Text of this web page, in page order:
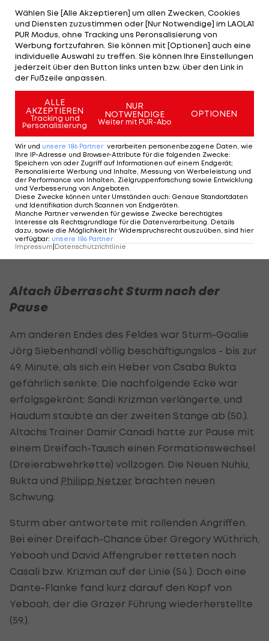
gegen den WAC aus einem Corner zu.
Gorenc-Stankovic schmiss sich erfolgreich in den
hohen Ball von Jantscher (17.). Der nun vierfache
Saison-Torvorbereiter versuchte artistisch mit
einem Seitwärts-Fallzieher nachzulegen
(26./drüber) - ein Sinnbild der momentanen
Spiellaune in schwarz-weiß, die
einem Fallrückzieher (45./weit drüber) unterstrich.
Tino Casali hielt in der ersten Hälfte chancenlose
Altacher im Spiel. Der Altach-Goalie war bei
einem Yeboah-Schuss noch mit den Fingerspitzen
dran (31.) und vereitelte kurz darauf die nächste
Topchance, als Kiteishvili völlig frei auf Höhe des
Elfmeterpunkts abzog (32.).
Altach überrascht Sturm nach der
Pause
Am anderen Endes des Feldes war Sturm-Goalie
Jörg Siebenhandl völlig beschäftigungslos - bis zur
49. Minute, als sich ein Heber von Csaba Bukta
gefährlich senkte. Die nachfolgende Ecke war
erfolgsgekrönt: Sandi Krizman verlängerte, und
Haudum staubte an der zweiten Stange ab (50.).
Altachs Trainer Damir Canadi hatte zur Pause mit
einem Dreifach-Tausch einen Formationswechsel
(Dreierabwehrkette) vollzogen. Die Neuen Nuhiu,
Bukta und Philipp Netzer brachten neuen
Schwung.
Sturm aber antwortete mit rollenden Angriffen.
Bei einer Dreifach-Chance über Gregory Wüthrich,
Yeboah und David Affengruber retteten noch
Casali bzw. Krizman auf der Linie (54.). Doch eine
Dante-Flanke fand kurz darauf den Kopf von
Yeboah, der die Grazer Führung wiederherstellte
(59.).
Wählen Sie [Alle Akzeptieren] um allen Zwecken, Cookies
und Diensten zuzustimmen oder [Nur Notwendige] im LAOLA1
PUR Modus, ohne Tracking uns Peronsalisierung von
Werbung fortzufahren. Sie können mit [Optionen] auch eine
individuelle Auswahl zu treffen. Sie können Ihre Einstellungen
jederzeit über den Button links unten bzw. über den Link in
der Fußzeile anpassen.
ALLE
AKZEPTIEREN
Tracking und
Personalisierung
NUR
NOTWENDIGE
Weiter mit PUR-Abo
OPTIONEN
Wir und unsere 186 Partner verarbeiten personenbezogene Daten, wie
Ihre IP-Adresse und Browser-Attribute für die folgenden Zwecke:
Speichern von oder Zugriff auf Informationen auf einem Endgerät;
Personalisierte Werbung und Inhalte, Messung von Werbeleistung und
der Performance von Inhalten, Zielgruppenforschung sowie Entwicklung
und Verbesserung von Angeboten
Diese Zwecke können unter Umständen auch: Genaue Standortdaten
und Identifikation durch Scannen von Endgeräten
Manche Partner verwenden für gewisse Zwecke berechtigtes
Interesse als Rechtsgrundlage für die Datenverarbeitung. Details
dazu, sowie die Möglichkeit Ihr Widerspruchsrecht auszuüben, sind hier
verfügbar: unsere 186 Partner
Impressum|Datenschutzrichtlinie